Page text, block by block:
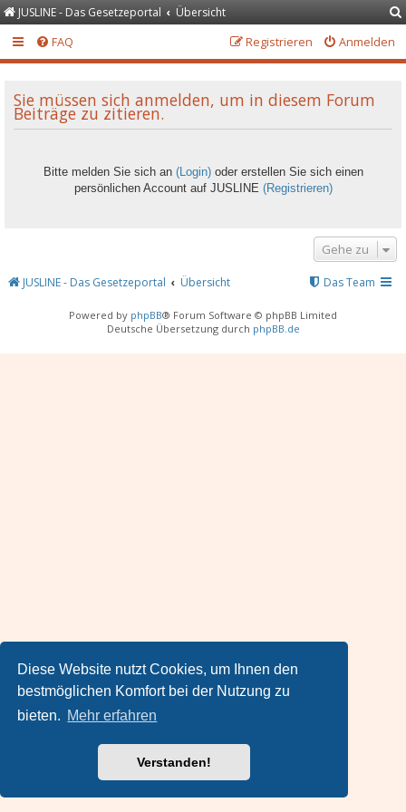
Diese Website nutzt Cookies, um Ihnen den
bestmöglichen Komfort bei der Nutzung zu
bieten. Mehr erfahren
Verstanden!
JUSLINE - Das Gesetzeportal Übersicht
FAQ Anmelden
Registrieren
Sie müssen sich anmelden, um in diesem Forum
Beiträge zu zitieren.
Bitte melden Sie sich an (Login)oder erstellen Sie sich einen
persönlichen Account auf JUSLINE (Registrieren)
Gehe zu
JUSLINE - Das Gesetzeportal Übersicht Das Team
Powered by phpBB® Forum Software © phpBB Limited
Deutsche Übersetzung durch phpBB.de